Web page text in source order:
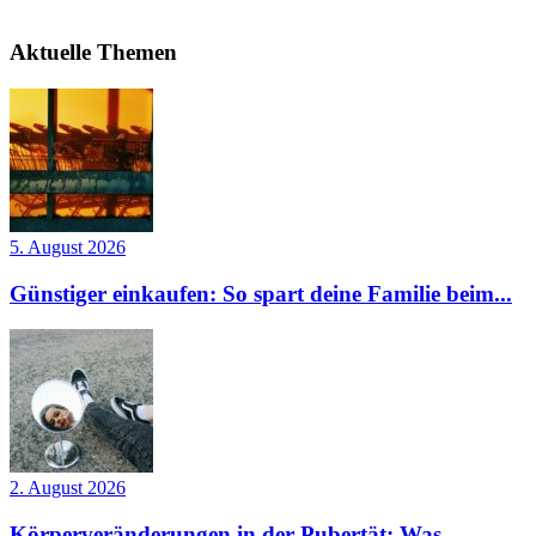
Aktuelle Themen
5. August 2026
Günstiger einkaufen: So spart deine Familie beim...
2. August 2026